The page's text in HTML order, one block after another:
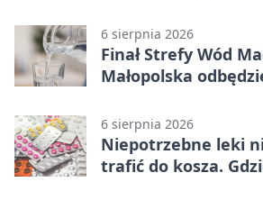
6 sierpnia 2026
Finał Strefy Wód
Małopolska
6 sierpnia 2026
Niepotrzebne leki
trafić do kosza.